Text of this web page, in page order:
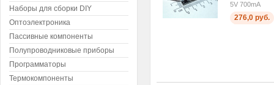
5V 700mA
276,0 руб.
Наборы для сборки DIY
Оптоэлектроника
Пассивные компоненты
Полупроводниковые приборы
Программаторы
Термокомпоненты